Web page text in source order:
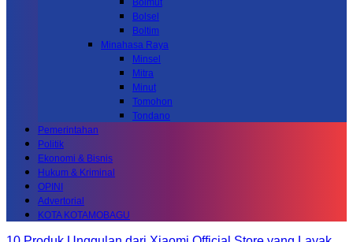
Bolmut
Bolsel
Boltim
Minahasa Raya
Minsel
Mitra
Minut
Tomohon
Tondano
Pemerintahan
Politik
Ekonomi & Bisnis
Hukum & Kriminal
OPINI
Advertorial
KOTA KOTAMOBAGU